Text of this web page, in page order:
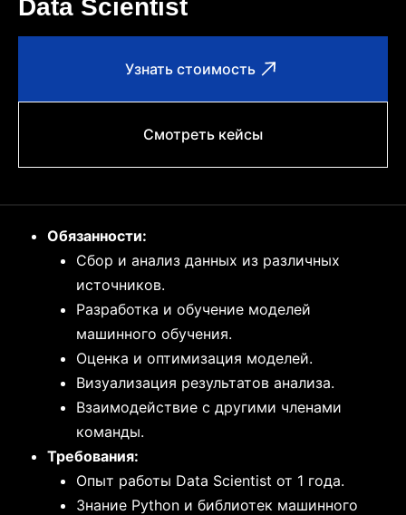
Data Scientist
Узнать стоимость
Смотреть кейсы
Обязанности:
Сбор и анализ данных из различных
источников.
Разработка и обучение моделей
машинного обучения.
Оценка и оптимизация моделей.
Визуализация результатов анализа.
Взаимодействие с другими членами
команды.
Требования:
Опыт работы Data Scientist от 1 года.
Знание Python и библиотек машинного